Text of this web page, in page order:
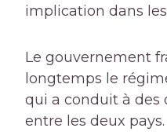
implication dans
Le gouvernement
longtemps le
qui a conduit à des
entre les deux pays.